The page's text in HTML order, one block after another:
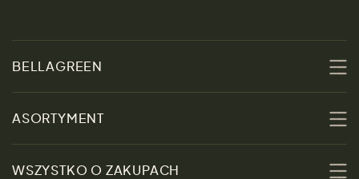
BELLAGREEN
Zrównoważoność
ASORTYMENT
WSZYSTKO O ZAKUPACH